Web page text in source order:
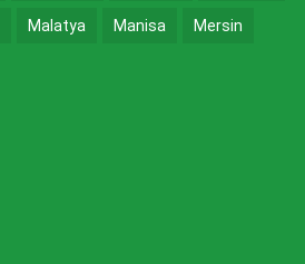
Malatya Manisa Mersin